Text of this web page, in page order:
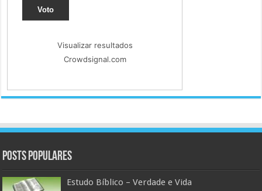
Voto
Visualizar resultados
Crowdsignal.com
Posts populares
Estudo Bíblico – Verdade e Vida